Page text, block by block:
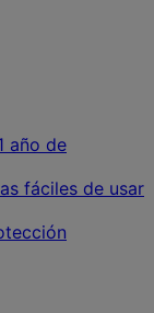
año de
fáciles de usar